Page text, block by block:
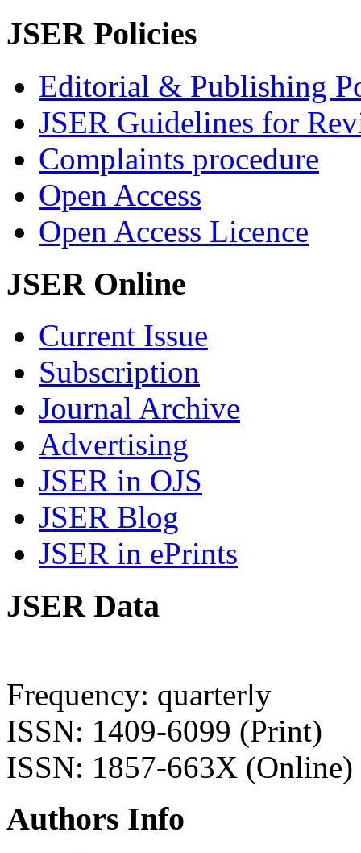
JSER Policies
Editorial & Publishing
JSER Guidelines for
Complaints procedure
Open Access
Open Access Licence
JSER Online
Current Issue
Subscription
Journal Archive
Advertising
JSER in OJS
JSER Blog
JSER in ePrints
JSER Data
Frequency: quarterly
ISSN: 1409-6099 (Print)
ISSN: 1857-663X (Online)
Authors Info